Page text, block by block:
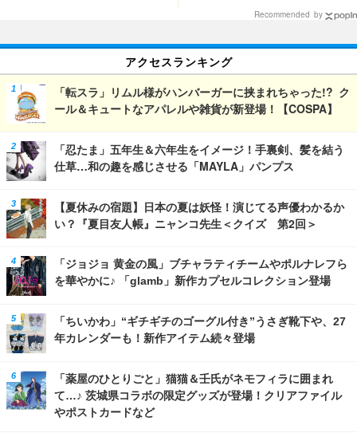
Recommended by
アクセスランキング
「転スラ」リムル様がハンバーガーに挟まれちゃった!? ク
ール＆キュートなアパレルや雑貨が新登場！【COSPA】
「忍たま」五年生＆六年生をイメージ！手裏剣、髪を結う
仕草…和の趣を感じさせる「MAYLA」パンプス
【夏休みの宿題】日本の夏は妖怪！演じてる声優わかるか
い？『夏目友人帳』ニャンコ先生＜クイズ 第2回＞
「ジョジョ 黄金の風」ブチャラティチームやポルナレフら
を華やかに♪ 「glamb」新作カプセルコレクション登場
「ちいかわ」“ギチギチのゴーグル付き”うさぎ靴下や、27
年カレンダーも！新作アイテム続々登場
「薬屋のひとりごと」猫猫＆壬氏がネモフィラに囲まれ
て…♪ 茨城県コラボの限定グッズが登場！クリアファイル
やポストカードなど